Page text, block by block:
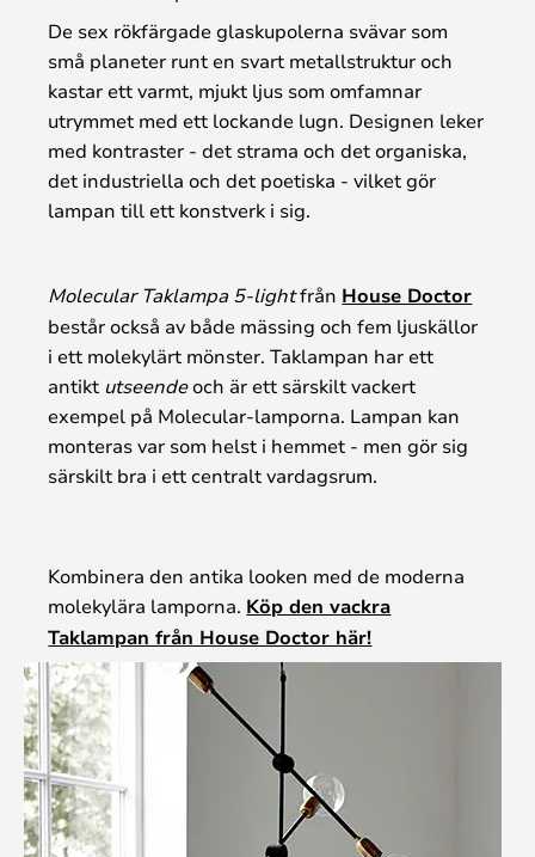
De sex rökfärgade glaskupolerna svävar som
små planeter runt en svart metallstruktur och
kastar ett varmt, mjukt ljus som omfamnar
utrymmet med ett lockande lugn. Designen leker
med kontraster - det strama och det organiska,
det industriella och det poetiska - vilket gör
lampan till ett konstverk i sig.
Molecular Taklampa 5-lightfrån House Doctor
består också av både mässing och fem ljuskällor
i ett molekylärt mönster. Taklampan har ett
antikt utseendeoch är ett särskilt vackert
exempel på Molecular-lamporna. Lampan kan
monteras var som helst i hemmet - men gör sig
särskilt bra i ett centralt vardagsrum.
Kombinera den antika looken med de moderna
molekylära lamporna. Köp den vackra
Taklampan från House Doctor här!